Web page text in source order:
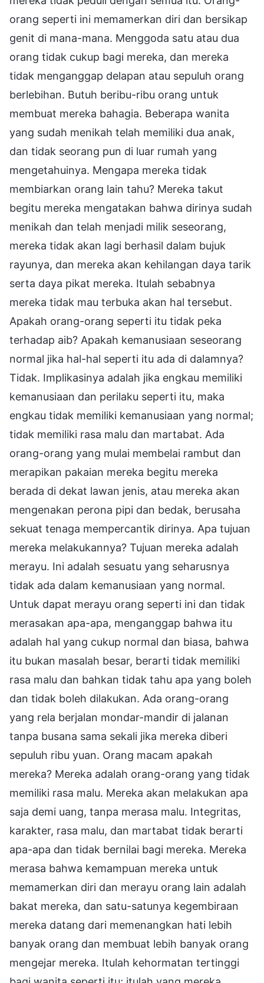
orang seperti ini memamerkan diri dan bersikap
genit di mana-mana. Menggoda satu atau dua
orang tidak cukup bagi mereka, dan mereka
tidak menganggap delapan atau sepuluh orang
berlebihan. Butuh beribu-ribu orang untuk
membuat mereka bahagia. Beberapa wanita
yang sudah menikah telah memiliki dua anak,
dan tidak seorang pun di luar rumah yang
mengetahuinya. Mengapa mereka tidak
membiarkan orang lain tahu? Mereka takut
begitu mereka mengatakan bahwa dirinya sudah
menikah dan telah menjadi milik seseorang,
mereka tidak akan lagi berhasil dalam bujuk
rayunya, dan mereka akan kehilangan daya tarik
serta daya pikat mereka. Itulah sebabnya
mereka tidak mau terbuka akan hal tersebut.
Apakah orang-orang seperti itu tidak peka
terhadap aib? Apakah kemanusiaan seseorang
normal jika hal-hal seperti itu ada di dalamnya?
Tidak. Implikasinya adalah jika engkau memiliki
kemanusiaan dan perilaku seperti itu, maka
engkau tidak memiliki kemanusiaan yang normal;
tidak memiliki rasa malu dan martabat. Ada
orang-orang yang mulai membelai rambut dan
merapikan pakaian mereka begitu mereka
berada di dekat lawan jenis, atau mereka akan
mengenakan perona pipi dan bedak, berusaha
sekuat tenaga mempercantik dirinya. Apa tujuan
mereka melakukannya? Tujuan mereka adalah
merayu. Ini adalah sesuatu yang seharusnya
tidak ada dalam kemanusiaan yang normal.
Untuk dapat merayu orang seperti ini dan tidak
merasakan apa-apa, menganggap bahwa itu
adalah hal yang cukup normal dan biasa, bahwa
itu bukan masalah besar, berarti tidak memiliki
rasa malu dan bahkan tidak tahu apa yang boleh
dan tidak boleh dilakukan. Ada orang-orang
yang rela berjalan mondar-mandir di jalanan
tanpa busana sama sekali jika mereka diberi
sepuluh ribu yuan. Orang macam apakah
mereka? Mereka adalah orang-orang yang tidak
memiliki rasa malu. Mereka akan melakukan apa
saja demi uang, tanpa merasa malu. Integritas,
karakter, rasa malu, dan martabat tidak berarti
apa-apa dan tidak bernilai bagi mereka. Mereka
merasa bahwa kemampuan mereka untuk
memamerkan diri dan merayu orang lain adalah
bakat mereka, dan satu-satunya kegembiraan
mereka datang dari memenangkan hati lebih
banyak orang dan membuat lebih banyak orang
mengejar mereka. Itulah kehormatan tertinggi